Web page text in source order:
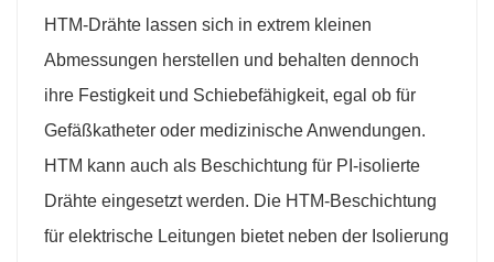
HTM-Drähte lassen sich in extrem kleinen
Abmessungen herstellen und behalten dennoch
ihre Festigkeit und Schiebefähigkeit, egal ob für
Gefäßkatheter oder medizinische Anwendungen.
HTM kann auch als Beschichtung für PI-isolierte
Drähte eingesetzt werden. Die HTM-Beschichtung
für elektrische Leitungen bietet neben der Isolierung